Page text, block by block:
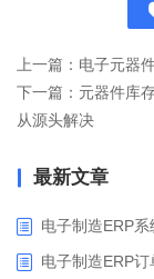
上一篇：电子元器
下一篇：元器件库
从源头解决
最新文章
电子制造ERP
电子制造ERP